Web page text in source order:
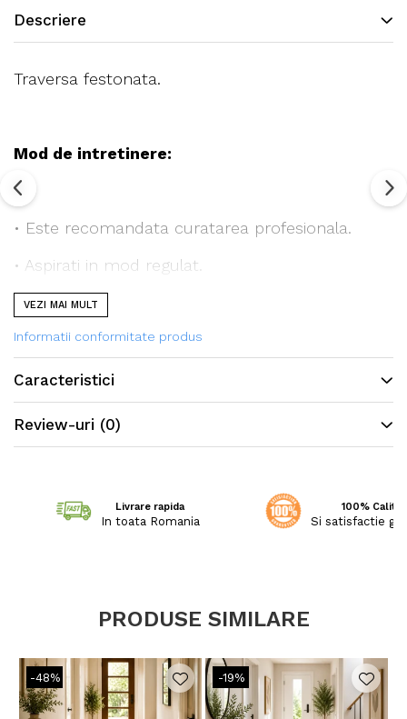
Descriere
Traversa festonata.
Mod de intretinere:
• Este recomandata curatarea profesionala.
• Aspirati in mod regulat.
Toate covoarele noastre sunt certificate
conform standardului STANDARD 100 de catre
OEKO-TEX®, garantand absenta substantelor
nocive in cantitati care ar putea dauna sanatatii.
Caracteristici:
polipropilena de cea mai inalta calitate.
Proprietati antistatic.
Potrivit pentru pardoseli incalzite.
VEZI MAI MULT
Informatii conformitate produs
Caracteristici
Review-uri (0)
Livrare rapida
In toata Romania
100%
Si satisfactie
PRODUSE SIMILARE
-48% -19%